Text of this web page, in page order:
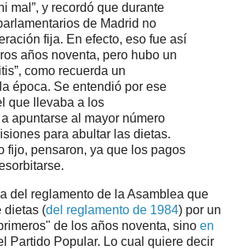
mal”, y recordó que durante
de Madrid no
fija. En efecto, eso fue así
años noventa, pero hubo un
como recuerda un
época. Se entendió por ese
que llevaba a los
apuntarse al mayor número
para abultar las dietas.
fijo, pensaron, ya que los pagos
del reglamento de la Asamblea que
dietas (del reglamento de 1984) por un
de los años noventa, sino en
Partido Popular. Lo cual quiere decir